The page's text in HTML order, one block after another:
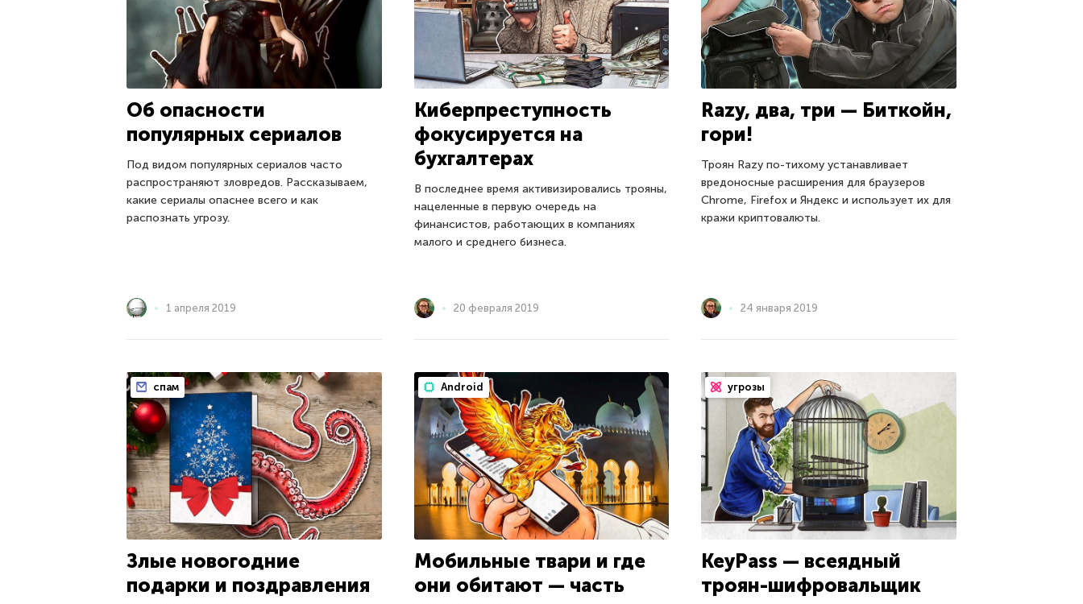
Об опасности
популярных сериалов
Под видом популярных сериалов часто
распространяют зловредов. Рассказываем,
какие сериалы опаснее всего и как
распознать угрозу.
1 апреля 2019
Киберпреступность
фокусируется на
бухгалтерах
В последнее время активизировались трояны,
нацеленные в первую очередь на
финансистов, работающих в компаниях
малого и среднего бизнеса.
20 февраля 2019
Razy, два, три — Биткойн,
гори!
Троян Razy по-тихому устанавливает
вредоносные расширения для браузеров
Chrome, Firefox и Яндекс и использует их для
кражи криптовалюты.
24 января 2019
спам
Злые новогодние
подарки и поздравления
Android
Мобильные твари и где
они обитают — часть
угрозы
KeyPass — всеядный
троян-шифровальщик